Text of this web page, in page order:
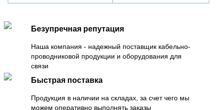
Безупречная репутация
Наша компания - надежный поставщик кабельно-
проводниковой продукции и оборудования для
связи
Быстрая поставка
Продукция в наличии на складах, за счет чего мы
можем оперативно выполнять заказы